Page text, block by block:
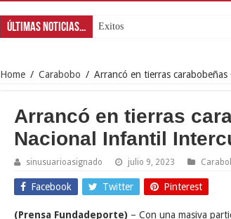
Últimas Noticias... Exitoso despliegue de salud con
Home / Carabobo / Arrancó en tierras
Arrancó en tierras
Nacional Infantil
sinusuarioasignado julio 9, 2023
Facebook Twitter Pinterest
(Prensa Fundadeporte) – Con una masiva